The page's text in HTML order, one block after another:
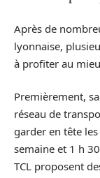
Après de
lyonnaise,
à profiter au
Premièrement,
réseau de
garder en tête
semaine et 1 h
TCL proposent